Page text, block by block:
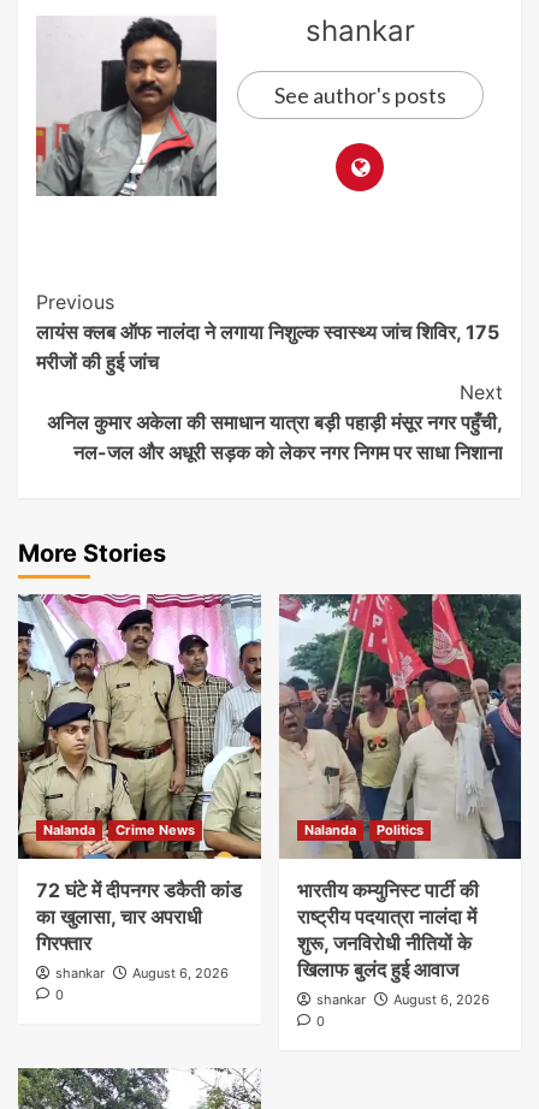
shankar
See author's posts
Post
Navigation
Previous
लायंस क्लब ऑफ नालंदा ने लगाया निशुल्क स्वास्थ्य जांच शिविर, 175
मरीजों की हुई जांच
Next
अनिल कुमार अकेला की समाधान यात्रा बड़ी पहाड़ी मंसूर नगर पहुँची,
नल-जल और अधूरी सड़क को लेकर नगर निगम पर साधा निशाना
More Stories
Nalanda Crime News
72 घंटे में दीपनगर डकैती कांड
का खुलासा, चार अपराधी
गिरफ्तार
shankar
August 6, 2026
0
Nalanda Politics
भारतीय कम्युनिस्ट पार्टी की
राष्ट्रीय पदयात्रा नालंदा में
शुरू, जनविरोधी नीतियों के
खिलाफ बुलंद हुई आवाज
shankar
August 6, 2026
0